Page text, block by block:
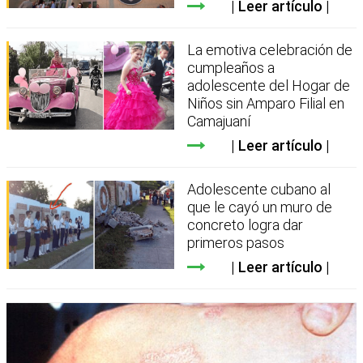
Leer artículo
La emotiva celebración de
cumpleaños a
adolescente del Hogar de
Niños sin Amparo Filial en
Camajuaní
Leer artículo
Adolescente cubano al
que le cayó un muro de
concreto logra dar
primeros pasos
Leer artículo